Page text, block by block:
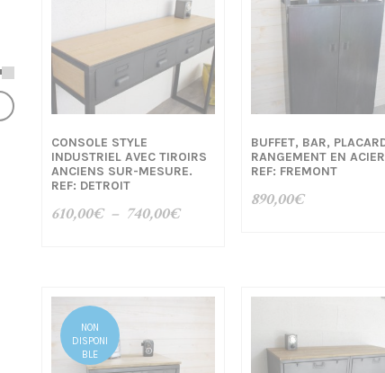
CONSOLE STYLE
INDUSTRIEL AVEC TIROIRS
ANCIENS SUR-MESURE.
REF: DETROIT
610,00€ – 740,00€Plage
à
BUFFET, BAR,
RANGEMENT EN
REF: FREMONT
890,00€
NON
DISPONI
BLE